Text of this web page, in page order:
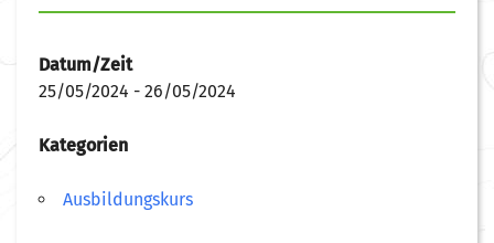
Datum/Zeit
25/05/2024 - 26/05/2024
Kategorien
Ausbildungskurs